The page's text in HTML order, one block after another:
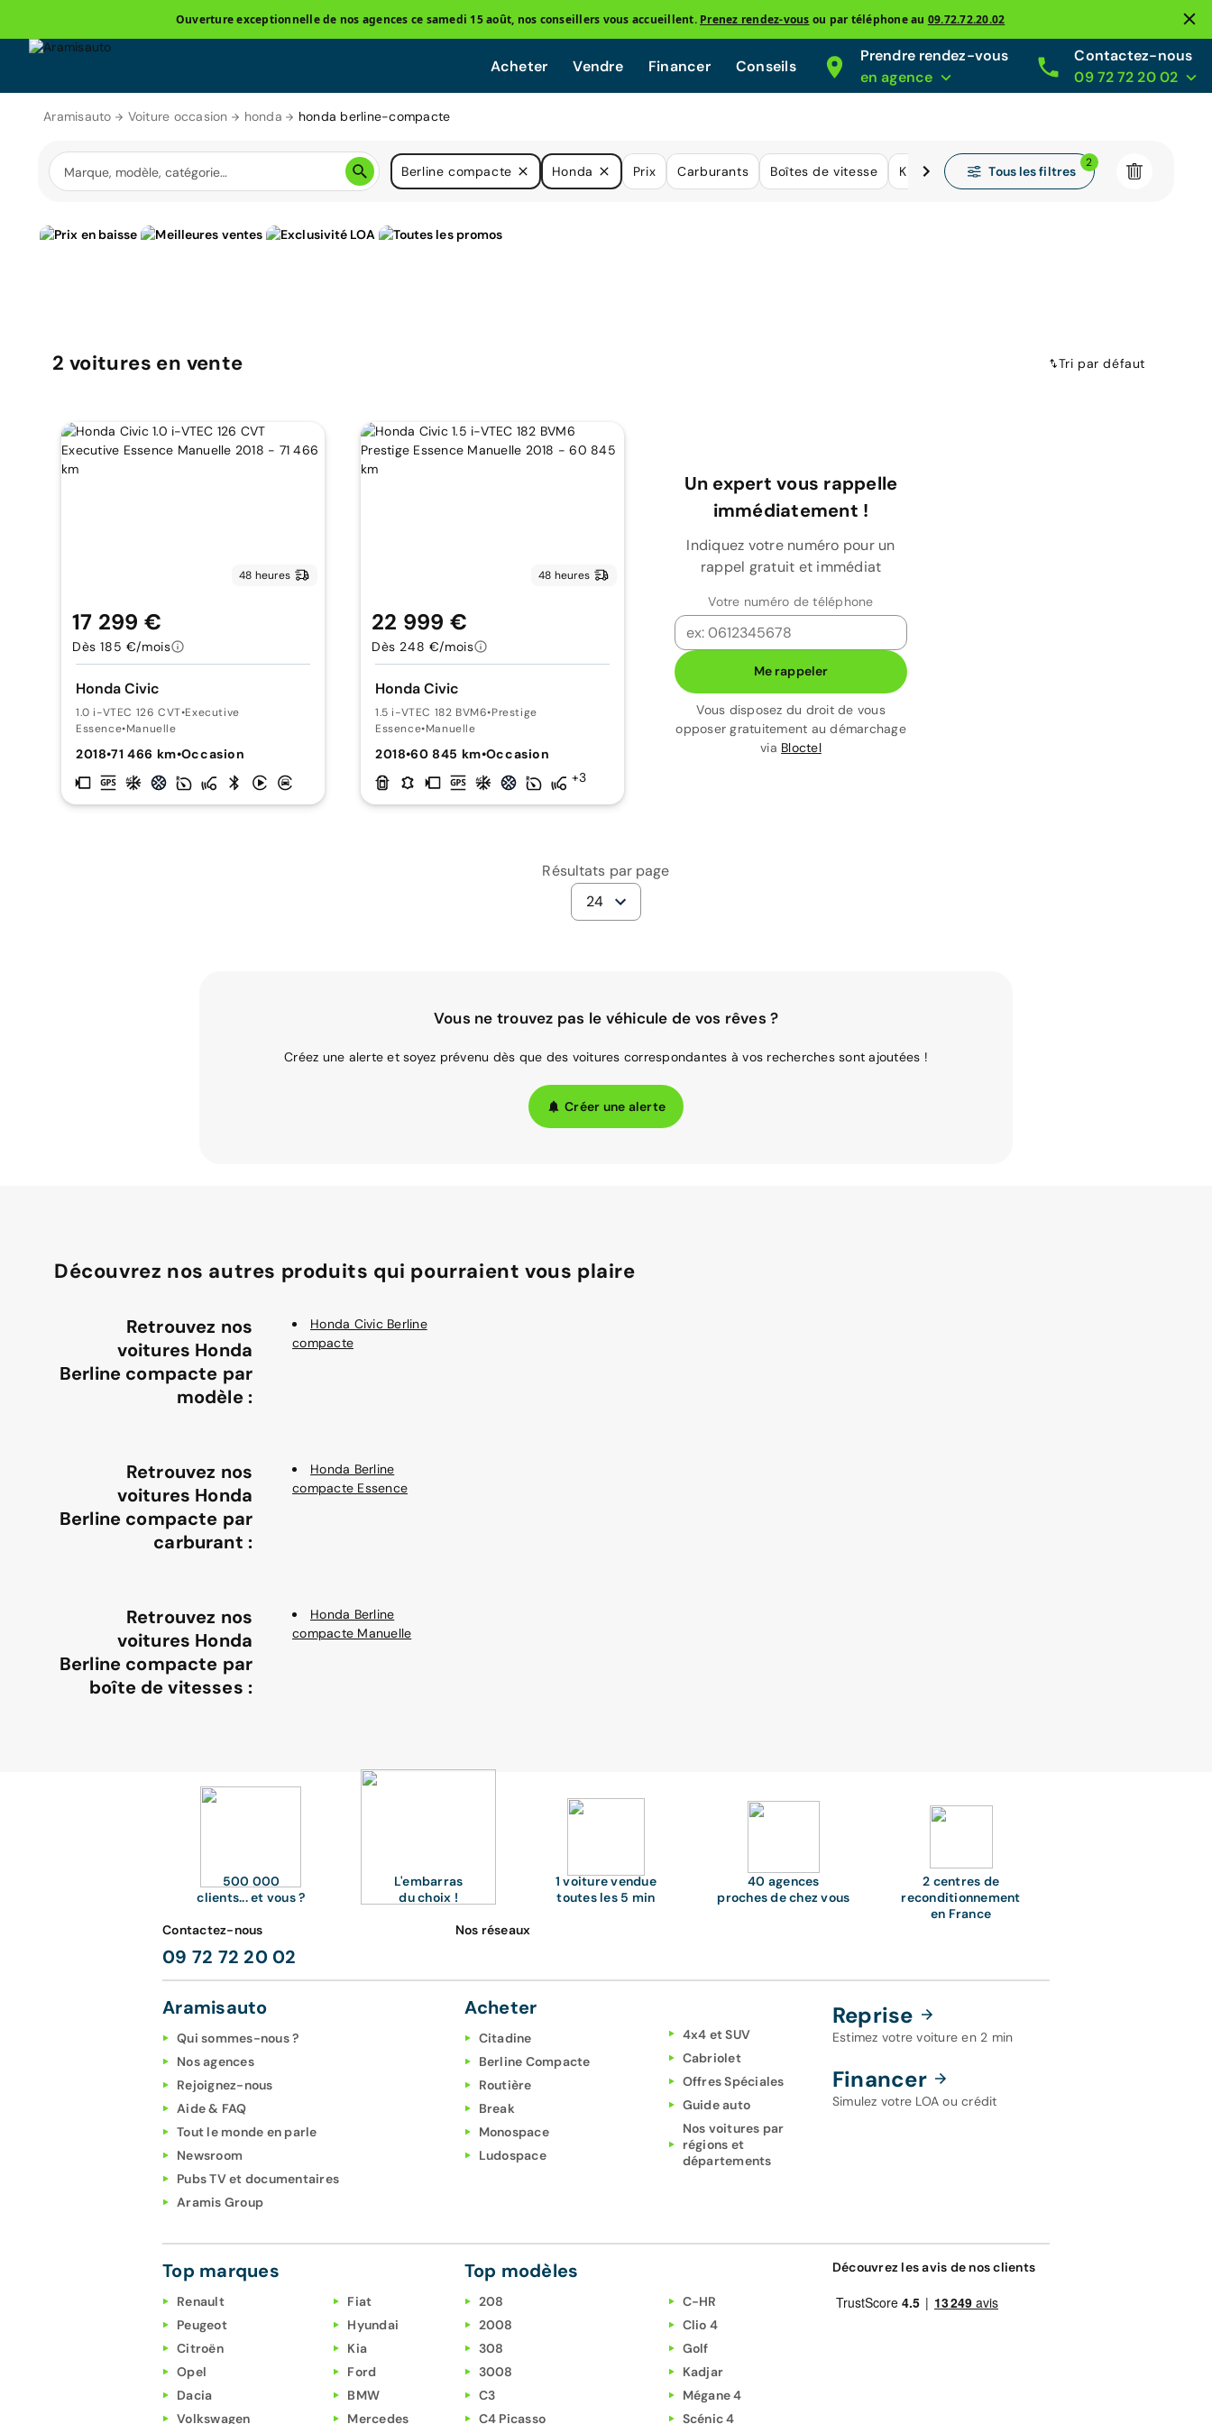
Ouverture exceptionnelle de nos agences ce samedi 15 août, nos conseillers vous accueillent. Prenez rendez-vous ou par téléphone au 09.72.72.20.02
Acheter Vendre Financer Conseils
Prendre rendez-vous
en agence
Contactez-nous
09 72 72 20 02
Aramisauto Voiture occasion honda honda berline-compacte
Berline compacte Honda Prix Carburants Boîtes de vitesse Kilométrage Tous les filtres
2
2 voitures en vente Tri par défaut
48 heures
Honda Civic
1.0 i-VTEC 126 CVT•Executive
Essence•Manuelle
2018•71 466 km•Occasion
17 299 €
Dès 185 €/mois
48 heures
Honda Civic
1.5 i-VTEC 182 BVM6•Prestige
Essence•Manuelle
2018•60 845 km•Occasion
+3
22 999 €
Dès 248 €/mois
Un expert vous rappelle
immédiatement !
Indiquez votre numéro pour un
rappel gratuit et immédiat
Votre numéro de téléphone
Me rappeler
Vous disposez du droit de vous
opposer gratuitement au démarchage
via Bloctel
Résultats par page
24
Vous ne trouvez pas le véhicule de vos rêves ?
Créez une alerte et soyez prévenu dès que des voitures correspondantes à vos recherches sont ajoutées !
Créer une alerte
Découvrez nos autres produits qui pourraient vous plaire
Retrouvez nos
voitures Honda
Berline compacte par
modèle :
Honda Civic Berline
compacte
Retrouvez nos
voitures Honda
Berline compacte par
carburant :
Honda Berline
compacte Essence
Retrouvez nos
voitures Honda
Berline compacte par
boîte de vitesses :
Honda Berline
compacte Manuelle
500 000
clients... et vous ?
L'embarras
du choix !
1 voiture vendue
toutes les 5 min
40 agences
proches de chez vous
2 centres de
reconditionnement
en France
Contactez-nous
09 72 72 20 02
Nos réseaux
Aramisauto
Qui sommes-nous ?
Nos agences
Rejoignez-nous
Aide & FAQ
Tout le monde en parle
Newsroom
Pubs TV et documentaires
Aramis Group
Acheter
Citadine
Berline Compacte
Routière
Break
Monospace
Ludospace
4x4 et SUV
Cabriolet
Offres Spéciales
Guide auto
Nos voitures par
régions et
départements
Reprise
Estimez votre voiture en 2 min
Financer
Simulez votre LOA ou crédit
Top marques
Renault
Peugeot
Citroën
Opel
Dacia
Volkswagen
Fiat
Hyundai
Kia
Ford
BMW
Mercedes
Top modèles
208
2008
308
3008
C3
C4 Picasso
C-HR
Clio 4
Golf
Kadjar
Mégane 4
Scénic 4
Découvrez les avis de nos clients